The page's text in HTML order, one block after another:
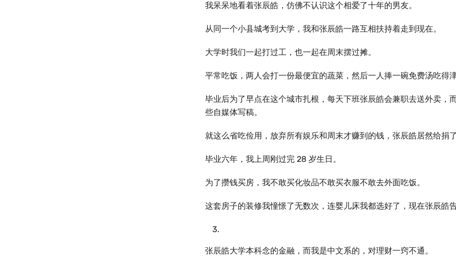
我呆呆地看着张辰皓，仿佛不认识这个相爱了十年的男友。
从同⼀个小县城考到⼤学，我和张辰皓⼀路互相扶持着走到现在。
⼤学时我们⼀起打过工，也⼀起在周末摆过摊。
平常吃饭，两⼈会打⼀份最便宜的蔬菜，然后⼀⼈捧⼀碗免费汤吃得津
毕业后为了早点在这个城市扎根，每天下班张辰皓会兼职去送外卖，
些自媒体写稿。
就这么省吃俭用，放弃所有娱乐和周末才赚到的钱，张辰皓居然给捐
毕业六年，我上周刚过完 28 岁⽣日。
为了攒钱买房，我不敢买化妆品不敢买衣服不敢去外面吃饭。
这套房子的装修我憧憬了无数次，连婴儿床我都选好了，现在张辰皓
张辰皓⼤学本科念的金融，而我是中文系的，对理财⼀窍不通。